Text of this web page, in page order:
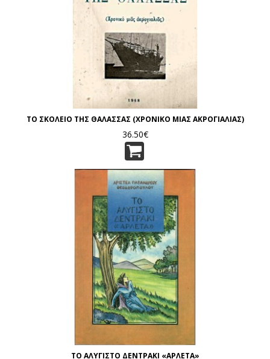
ΤΟ ΣΚΟΛΕΙΟ ΤΗΣ ΘΑΛΑΣΣΑΣ (ΧΡΟΝΙΚΟ ΜΙΑΣ ΑΚΡΟΓΙΑΛΙΑΣ)
36.50€
ΤΟ ΑΛΥΓΙΣΤΟ ΔΕΝΤΡΑΚΙ «ΑΡΛΕΤΑ»